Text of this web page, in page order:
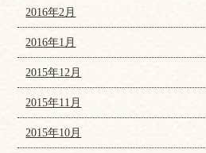
2016年2月
2016年1月
2015年12月
2015年11月
2015年10月